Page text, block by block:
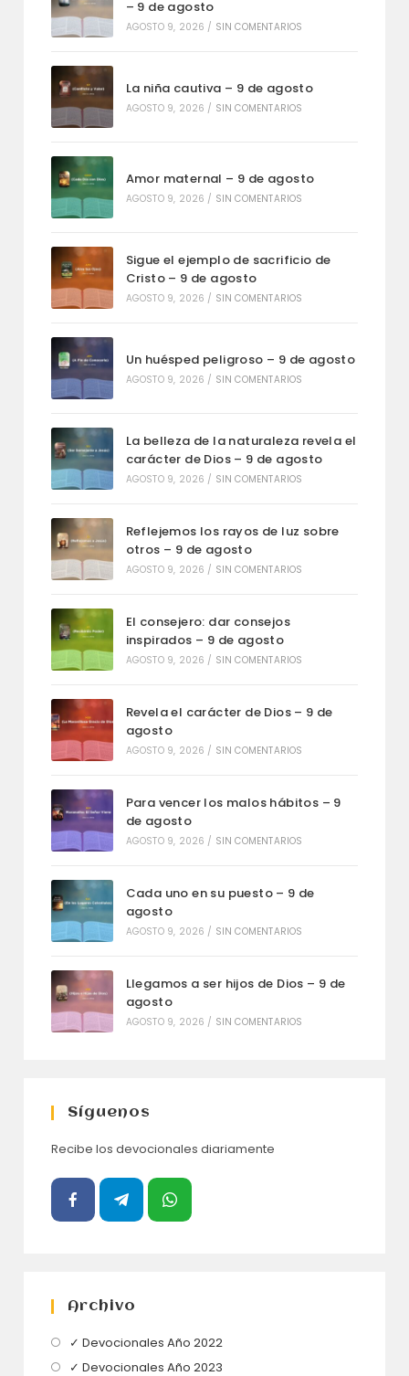
– 9 de agosto
AGOSTO 9, 2026 / SIN COMENTARIOS
La niña cautiva – 9 de agosto
AGOSTO 9, 2026 / SIN COMENTARIOS
Amor maternal – 9 de agosto
AGOSTO 9, 2026 / SIN COMENTARIOS
Sigue el ejemplo de sacrificio de
Cristo – 9 de agosto
AGOSTO 9, 2026 / SIN COMENTARIOS
Un huésped peligroso – 9 de agosto
AGOSTO 9, 2026 / SIN COMENTARIOS
La belleza de la naturaleza revela el
carácter de Dios – 9 de agosto
AGOSTO 9, 2026 / SIN COMENTARIOS
Reflejemos los rayos de luz sobre
otros – 9 de agosto
AGOSTO 9, 2026 / SIN COMENTARIOS
El consejero: dar consejos
inspirados – 9 de agosto
AGOSTO 9, 2026 / SIN COMENTARIOS
Revela el carácter de Dios – 9 de
agosto
AGOSTO 9, 2026 / SIN COMENTARIOS
Para vencer los malos hábitos – 9
de agosto
AGOSTO 9, 2026 / SIN COMENTARIOS
Cada uno en su puesto – 9 de
agosto
AGOSTO 9, 2026 / SIN COMENTARIOS
Llegamos a ser hijos de Dios – 9 de
agosto
AGOSTO 9, 2026 / SIN COMENTARIOS
Síguenos
Recibe los devocionales diariamente
Archivo
✓ Devocionales Año 2022Se
✓ Devocionales Año 2023